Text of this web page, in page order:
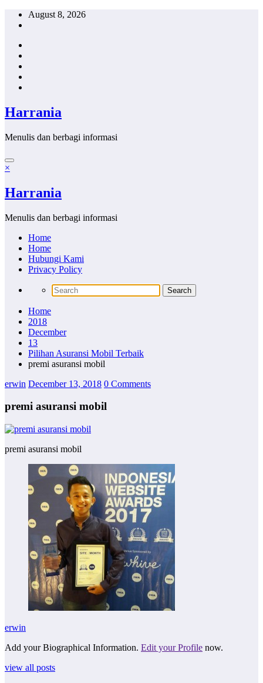
Skip
August 8, 2026
Harrania
Menulis dan berbagi informasi
×
Harrania
Menulis dan berbagi informasi
Home
Home
Hubungi Kami
Privacy Policy
Home
2018
December
13
Pilihan Asuransi Mobil Terbaik
premi asuransi mobil
erwin December 13, 2018 0 Comments
premi asuransi mobil
premi asuransi mobil
erwin
Add your Biographical Information. Edit your Profile now.
view all posts